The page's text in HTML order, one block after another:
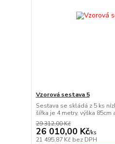
Vzorová sestava 5
Sestava se skládá z 5 ks
šířka je 4 metry, výška 85cm
29 312,00 Kč
26 010,00 Kč/ks
21 495,87 Kč bez DPH